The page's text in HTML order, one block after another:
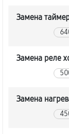
Замена
Замена реле
Замена